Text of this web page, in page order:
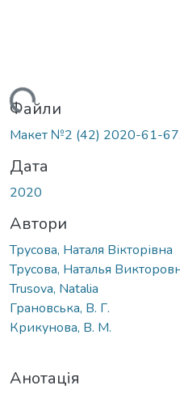
Файли
Макет №2 (42) 2020-61-
Дата
2020
Автори
Трусова, Наталя Вікторівна
Трусова, Наталья
Trusova, Natalia
Грановська, В. Г.
Крикунова, В. М.
Анотація